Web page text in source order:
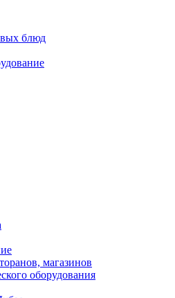
блюд
магазинов
оборудования